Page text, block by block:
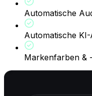
Automatische
Automatische
Markenfarben &